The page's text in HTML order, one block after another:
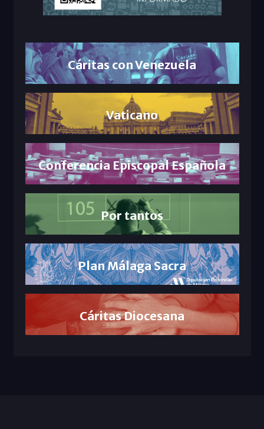
Cáritas con Venezuela
Vaticano
Conferencia Episcopal Española
Por tantos
Plan Málaga Sacra
Cáritas Diocesana